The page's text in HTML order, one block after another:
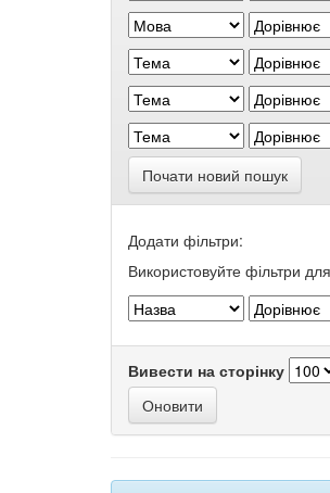
Почати новий пошук
Додати фільтри:
Використовуйте фільтри
Вивести на сторінку